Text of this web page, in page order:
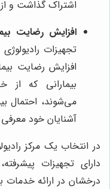
اشتراک گذاشت و
افزایش رضایت
تجهیزات
افزایش رضایت
بیمارانی که از
می‌شوند، احتمال
آشنایان خود معرفی
در انتخاب یک مرکز
دارای تجهیزات
درخشان در ارائه